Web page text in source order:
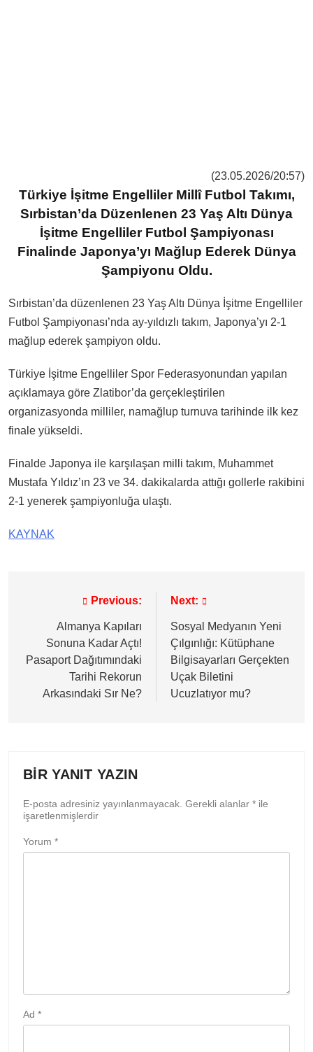
(23.05.2026/20:57)
Türkiye İşitme Engelliler Millî Futbol Takımı,
Sırbistan’da Düzenlenen 23 Yaş Altı Dünya
İşitme Engelliler Futbol Şampiyonası
Finalinde Japonya’yı Mağlup Ederek Dünya
Şampiyonu Oldu.
Sırbistan’da düzenlenen 23 Yaş Altı Dünya İşitme Engelliler
Futbol Şampiyonası’nda ay-yıldızlı takım, Japonya’yı 2-1
mağlup ederek şampiyon oldu.
Türkiye İşitme Engelliler Spor Federasyonundan yapılan
açıklamaya göre Zlatibor’da gerçekleştirilen
organizasyonda milliler, namağlup turnuva tarihinde ilk kez
finale yükseldi.
Finalde Japonya ile karşılaşan milli takım, Muhammet
Mustafa Yıldız’ın 23 ve 34. dakikalarda attığı gollerle rakibini
2-1 yenerek şampiyonluğa ulaştı.
KAYNAK
gezinmesi
Previous:
Almanya Kapıları
Sonuna Kadar Açtı!
Pasaport Dağıtımındaki
Tarihi Rekorun
Arkasındaki Sır Ne?
Next:
Sosyal Medyanın Yeni
Çılgınlığı: Kütüphane
Bilgisayarları Gerçekten
Uçak Biletini
Ucuzlatıyor mu?
BIR YANIT YAZIN
E-posta adresiniz yayınlanmayacak. Gerekli alanlar * ile
işaretlenmişlerdir
Yorum *
Ad *